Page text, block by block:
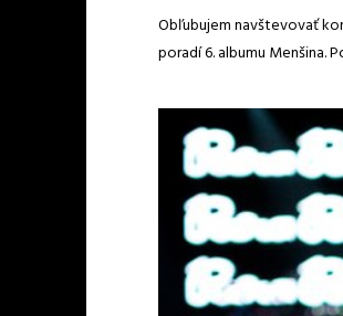
Obľubujem navštevovať
poradí 6. albumu Menšina.